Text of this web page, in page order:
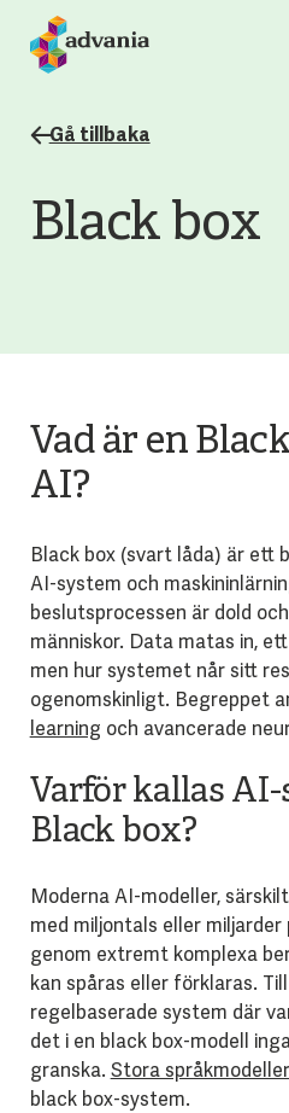
Gå tillbaka
Black box
Vad är en
AI?
Black box (svart låda) är ett
AI-system och
beslutsprocessen är dold
människor. Data matas in,
men hur systemet når sitt
ogenomskinligt. Begreppet
learning och avancerade
Varför kallas
Black box?
Moderna AI-modeller,
med miljontals eller
genom extremt komplexa
kan spåras eller förklaras.
regelbaserade system där
det i en black box-modell
granska. Stora språkmodeller
black box-system.